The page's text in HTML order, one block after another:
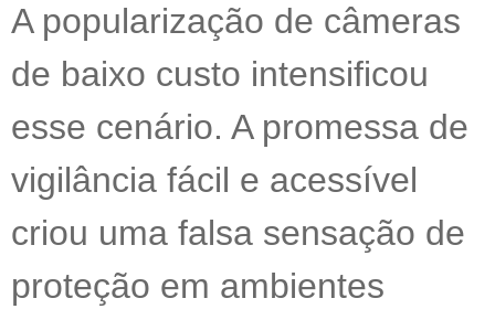
A popularização de câmeras
de baixo custo intensificou
esse cenário. A promessa de
vigilância fácil e acessível
criou uma falsa sensação de
proteção em ambientes